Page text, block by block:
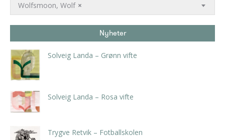
×
Wolfsmoon, Wolf
Nyheter
Solveig Landa – Grønn vifte
Solveig Landa – Rosa vifte
Trygve Retvik – Fotballskolen